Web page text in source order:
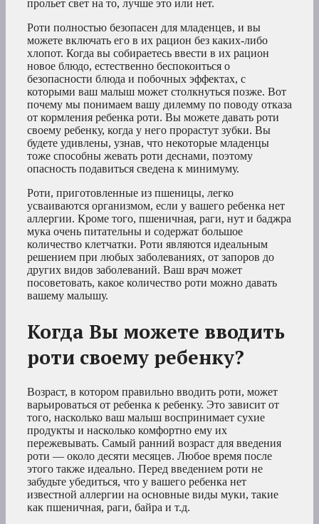
прольет свет на то, лучше это или нет.
Роти полностью безопасен для младенцев, и вы
можете включать его в их рацион без каких-либо
хлопот. Когда вы собираетесь ввести в их рацион
новое блюдо, естественно беспокоиться о
безопасности блюда и побочных эффектах, с
которыми ваш малыш может столкнуться позже. Вот
почему мы понимаем вашу дилемму по поводу отказа
от кормления ребенка роти. Вы можете давать роти
своему ребенку, когда у него прорастут зубки. Вы
будете удивлены, узнав, что некоторые младенцы
тоже способны жевать роти деснами, поэтому
опасность подавиться сведена к минимуму.
Роти, приготовленные из пшеницы, легко
усваиваются организмом, если у вашего ребенка нет
аллергии. Кроме того, пшеничная, раги, нут и баджра
мука очень питательны и содержат большое
количество клетчатки. Роти являются идеальным
решением при любых заболеваниях, от запоров до
других видов заболеваний. Ваш врач может
посоветовать, какое количество роти можно давать
вашему малышу.
Когда Вы можете вводить
роти своему ребенку?
Возраст, в котором правильно вводить роти, может
варьироваться от ребенка к ребенку. Это зависит от
того, насколько ваш малыш воспринимает сухие
продукты и насколько комфортно ему их
пережевывать. Самый ранний возраст для введения
роти — около десяти месяцев. Любое время после
этого также идеально. Перед введением роти не
забудьте убедиться, что у вашего ребенка нет
известной аллергии на основные виды муки, такие
как пшеничная, раги, байра и т.д.